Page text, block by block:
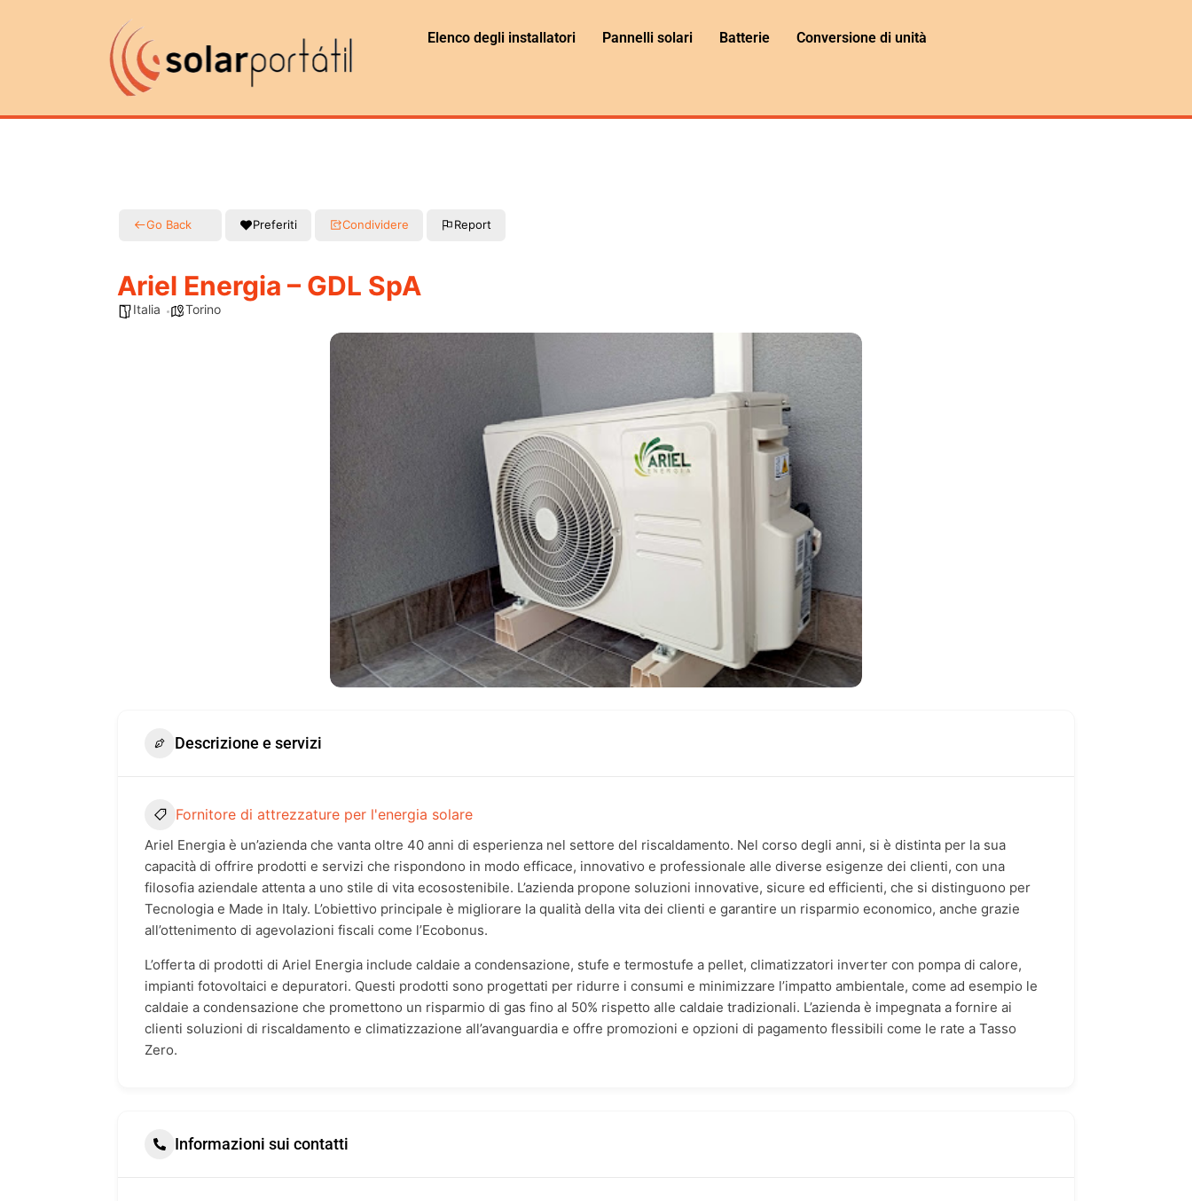
Elenco degli installatori Pannelli solari Batterie Conversione di unità
Go Back Preferiti Condividere Report
Ariel Energia – GDL SpA
Italia Torino
Descrizione e servizi
Fornitore di attrezzature per l'energia solare
Ariel Energia è un’azienda che vanta oltre 40 anni di esperienza nel settore del riscaldamento. Nel corso degli anni, si è distinta per la sua
capacità di offrire prodotti e servizi che rispondono in modo efficace, innovativo e professionale alle diverse esigenze dei clienti, con una
filosofia aziendale attenta a uno stile di vita ecosostenibile. L’azienda propone soluzioni innovative, sicure ed efficienti, che si distinguono per
Tecnologia e Made in Italy. L’obiettivo principale è migliorare la qualità della vita dei clienti e garantire un risparmio economico, anche grazie
all’ottenimento di agevolazioni fiscali come l’Ecobonus.
L’offerta di prodotti di Ariel Energia include caldaie a condensazione, stufe e termostufe a pellet, climatizzatori inverter con pompa di calore,
impianti fotovoltaici e depuratori. Questi prodotti sono progettati per ridurre i consumi e minimizzare l’impatto ambientale, come ad esempio le
caldaie a condensazione che promettono un risparmio di gas fino al 50% rispetto alle caldaie tradizionali. L’azienda è impegnata a fornire ai
clienti soluzioni di riscaldamento e climatizzazione all’avanguardia e offre promozioni e opzioni di pagamento flessibili come le rate a Tasso
Zero.
Informazioni sui contatti